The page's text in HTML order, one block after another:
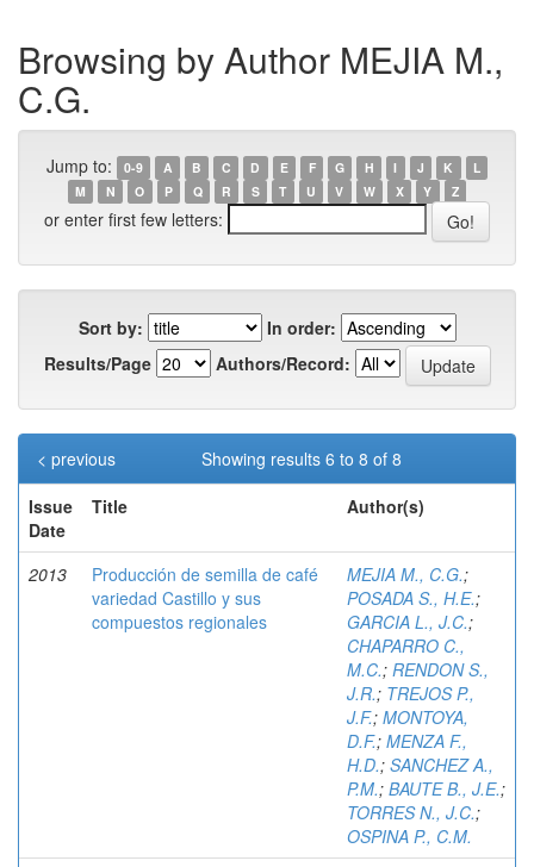
Browsing by Author MEJIA M.,
C.G.
Jump to: 0-9 A B C D E F G H I J K
L
M
N O P Q R S T U V W X Y Z
or enter first few letters:
Sort by:
In order:
Results/Page
Authors/Record:
Showing results 6 to 8 of 8
< previous
Issue
Date
Title Author(s)
2013
Producción de semilla de café
variedad Castillo y sus
compuestos regionales
MEJIA M., C.G.;
POSADA S., H.E.;
GARCIA L., J.C.;
CHAPARRO C.,
M.C.; RENDON S.,
J.R.; TREJOS P.,
J.F.; MONTOYA,
D.F.; MENZA F.,
H.D.; SANCHEZ A.,
P.M.; BAUTE B., J.E.;
TORRES N., J.C.;
OSPINA P., C.M.